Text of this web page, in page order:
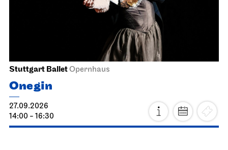
Stuttgart BalletOpernhaus
Onegin
27.09.2026
14:00 - 16:30